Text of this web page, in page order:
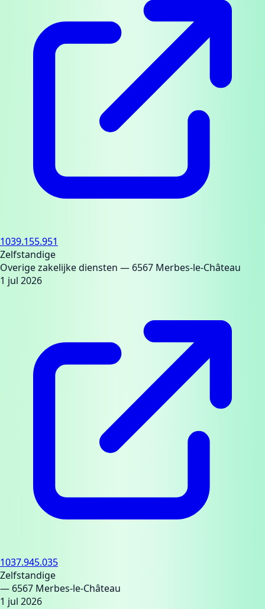
1039.155.951
Zelfstandige
Overige zakelijke diensten — 6567 Merbes-le-Château
1 jul 2026
1037.945.035
Zelfstandige
— 6567 Merbes-le-Château
1 jul 2026